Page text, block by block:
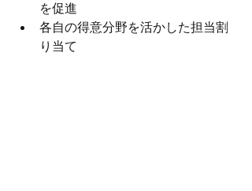
を促進
各自の得意分野を活かした担当割
り当て